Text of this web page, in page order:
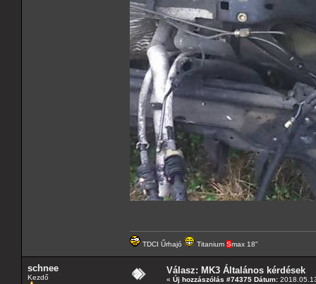
TDCI Űrhajó Titanium Smax 18"
schnee
Kezdő
Válasz: MK3 Általános kérdések
« Új hozzászólás #74375 Dátum: